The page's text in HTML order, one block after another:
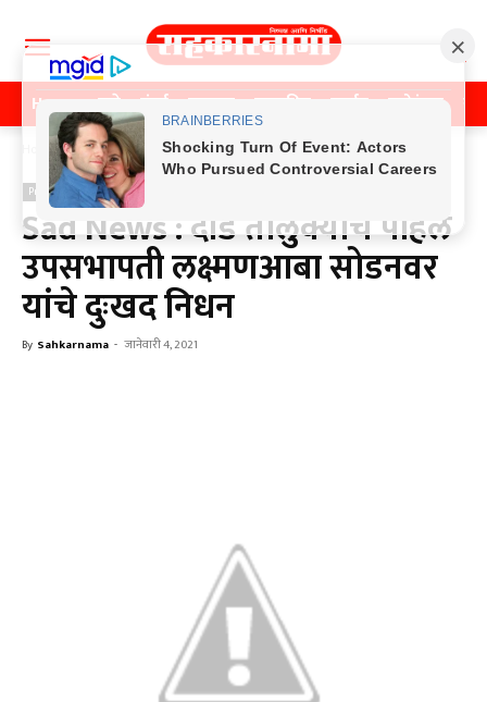
Home पुणे मुंबई महाराष्ट्र राजकीय क्राईम मनोरंजन
Home Previos News
Previos News
Sad News : दौंड तालुक्याचे पहिले
उपसभापती लक्ष्मणआबा सोडनवर
यांचे दुःखद निधन
By Sahkarnama - जानेवारी 4, 2021